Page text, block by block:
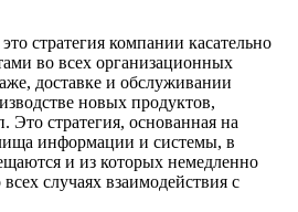
стратегия компании касательно
во всех организационных
доставке и обслуживании
новых продуктов,
Это стратегия, основанная на
информации и системы, в
и из которых немедленно
случаях взаимодействия с